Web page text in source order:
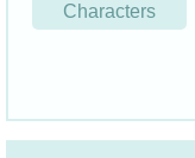
Characters